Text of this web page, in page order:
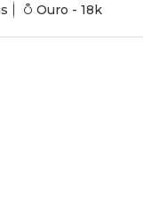
Ouro - 18k